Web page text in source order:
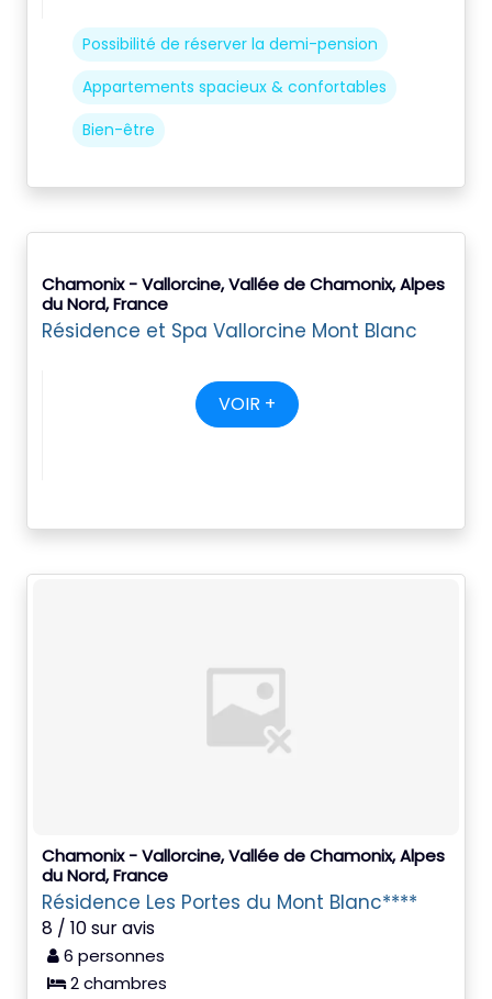
Possibilité de réserver la demi-pension
Appartements spacieux & confortables
Bien-être
Chamonix - Vallorcine, Vallée de Chamonix, Alpes
du Nord, France
Résidence et Spa Vallorcine Mont Blanc
VOIR +
Chamonix - Vallorcine, Vallée de Chamonix, Alpes
du Nord, France
Résidence Les Portes du Mont Blanc****
8 / 10 sur avis
6 personnes
2 chambres